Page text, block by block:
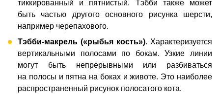
тиккированный и пятнистый. Тэбби также может
быть частью другого основного рисунка шерсти,
например черепахового.
Тэбби-макрель («рыбья кость»). Характеризуется
вертикальными полосами по бокам. Узкие линии
могут быть непрерывными или разбиваться
на полосы и пятна на боках и животе. Это наиболее
распространенный рисунок полосатого кота.